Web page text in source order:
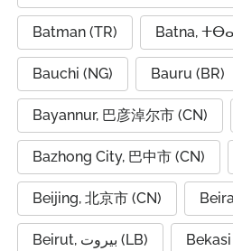
Batman (TR)
Bauchi (NG) Bauru (BR)
Bayannur, 巴彦淖尔市 (CN)
Bazhong City, 巴中市 (CN)
Beijing, 北京市 (CN)
Beirut, بيروت (LB) Bekasi